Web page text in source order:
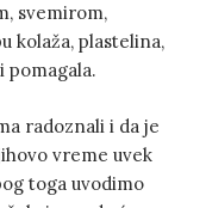
svemirom,
kolaža, plastelina,
radoznali i da je
vreme uvek
toga uvodimo